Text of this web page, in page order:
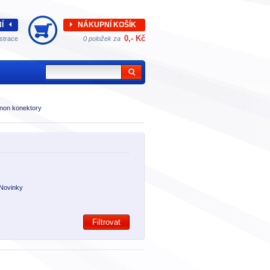
konektory
Novinky
Filtrovat
NÁKUPNÍ KOŠÍK
0 položek za 0,- Kč